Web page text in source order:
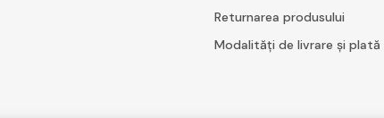
Returnarea produsului
Modalități de livrare și plată